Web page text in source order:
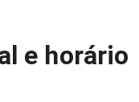
e horário